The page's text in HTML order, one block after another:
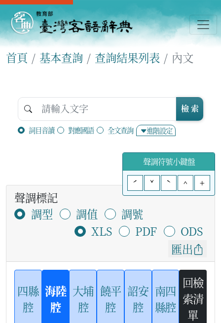
首頁 基本查詢 查詢結果列表 內文
詞目音讀 對應國語 全文查詢 進階設定
檢 索
聲調符號小鍵盤
ˊ
ˇ ˋ ^ +
聲調標記
調型
調值
調號
XLS
PDF
ODS
匯出
四縣
腔
海陸
腔
大埔
腔
饒平
腔
詔安
腔
南四
縣腔
回檢
索清
單